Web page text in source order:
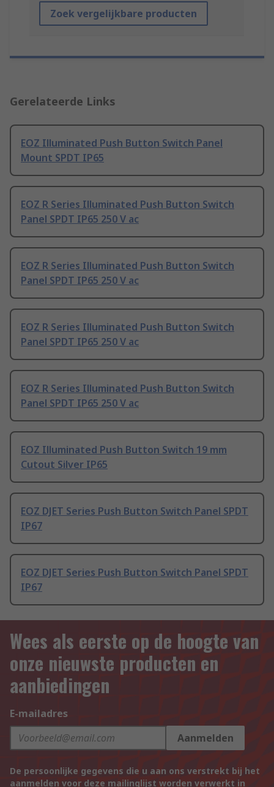
Zoek vergelijkbare producten
Gerelateerde Links
EOZ Illuminated Push Button Switch Panel
Mount SPDT IP65
EOZ R Series Illuminated Push Button Switch
Panel SPDT IP65 250 V ac
EOZ R Series Illuminated Push Button Switch
Panel SPDT IP65 250 V ac
EOZ R Series Illuminated Push Button Switch
Panel SPDT IP65 250 V ac
EOZ R Series Illuminated Push Button Switch
Panel SPDT IP65 250 V ac
EOZ Illuminated Push Button Switch 19 mm
Cutout Silver IP65
EOZ DJET Series Push Button Switch Panel SPDT
IP67
EOZ DJET Series Push Button Switch Panel SPDT
IP67
Wees als eerste op de hoogte van
onze nieuwste producten en
aanbiedingen
E-mailadres
Aanmelden
De persoonlijke gegevens die u aan ons verstrekt bij het
aanmelden voor deze mailinglijst worden verwerkt in